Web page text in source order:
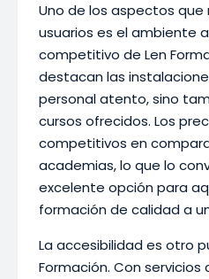
Uno de los aspectos que
usuarios es el ambiente
competitivo de Len
destacan las
personal atento, sino
cursos ofrecidos. Los
competitivos en
academias, lo que lo
excelente opción para
formación de calidad a
La accesibilidad es otro
Formación. Con